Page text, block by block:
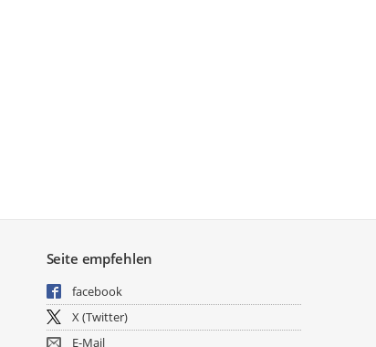
Seite empfehlen
facebook
X (Twitter)
E-Mail